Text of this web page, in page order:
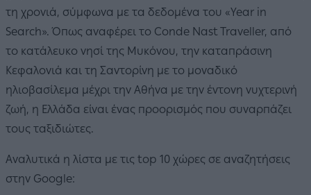
τη χρονιά, σύμφωνα με τα δεδομένα του «Year in
Search». Όπως αναφέρει το Conde Nast Traveller, από
το κατάλευκο νησί της Μυκόνου, την καταπράσινη
Κεφαλονιά και τη Σαντορίνη με το μοναδικό
ηλιοβασίλεμα μέχρι την Αθήνα με την έντονη νυχτερινή
ζωή, η Ελλάδα είναι ένας προορισμός που συναρπάζει
τους ταξιδιώτες.
Αναλυτικά η λίστα με τις top 10 χώρες σε αναζητήσεις
στην Google: